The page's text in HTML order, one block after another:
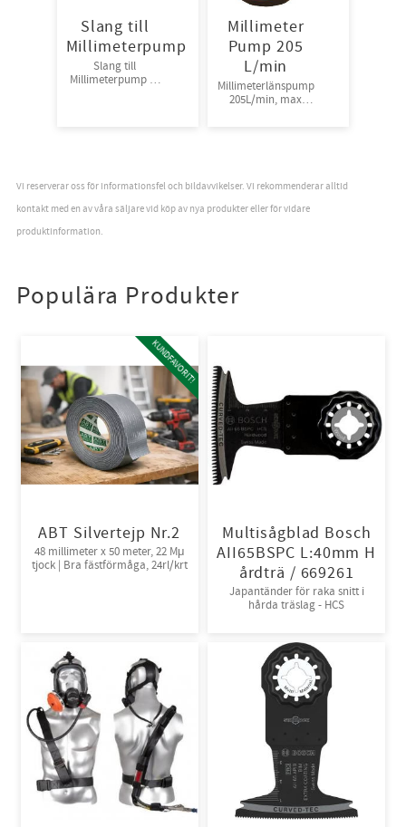
Slang till
Millimeterpump
Slang till
Millimeterpump 15
Millimeter
Pump 205
L/min
Millimeterlänspump
205L/min, max
Vi reserverar oss för informationsfel och bildavvikelser. Vi rekommenderar alltid
kontakt med en av våra säljare vid köp av nya produkter eller för vidare
produktinformation.
Populära Produkter
ABT Silvertejp Nr.2
48 millimeter x 50 meter, 22 Mμ
tjock | Bra fästförmåga, 24rl/krt
KUNDFAVORIT!
Multisågblad Bosch
AII65BSPC L:40mm H
årdträ / 669261
Japantänder för raka snitt i
hårda träslag - HCS